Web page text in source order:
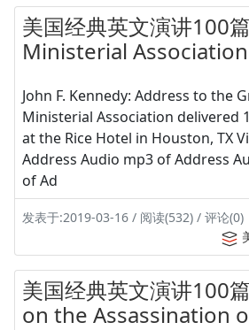
美国经典英文演讲100
Ministerial
John F. Kennedy: Address to the
Ministerial Association delivered
at the Rice Hotel in Houston, TX
Address Audio mp3 of Address
of Ad
发表于:2019-03-16 / 阅读(532) / 评论(0)
美国经典英文演讲100
on the Assassination